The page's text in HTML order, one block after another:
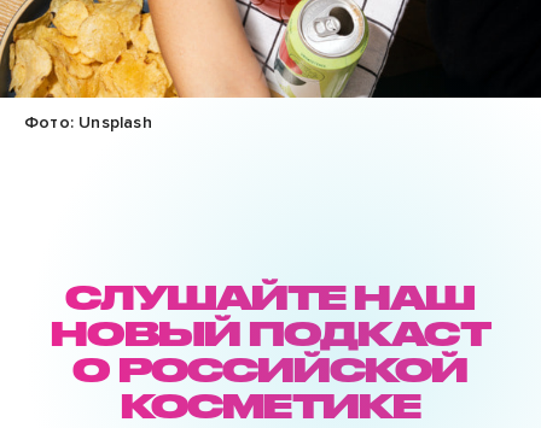
Фото: Unsplash
СЛУШАЙТЕ НАШ
НОВЫЙ ПОДКАСТ
О РОССИЙСКОЙ
КОСМЕТИКЕ